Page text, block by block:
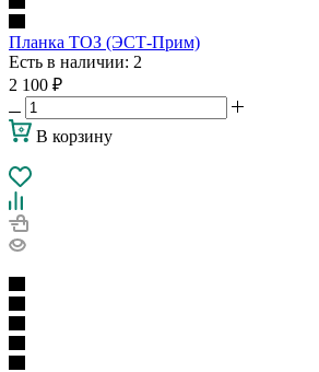
Планка ТОЗ (ЭСТ-Прим)
Есть в наличии: 2
2 100 ₽
В корзину